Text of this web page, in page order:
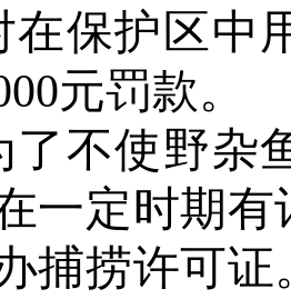
在保护区中
元罚款。
了不使野杂
一定时期
捕捞许可